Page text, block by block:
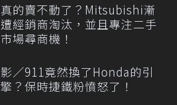
真的賣不動了？Mitsubishi漸
遭經銷商淘汰，並且專注二手
市場尋商機！
影／911竟然換了Honda的引
擎？保時捷鐵粉憤怒了！